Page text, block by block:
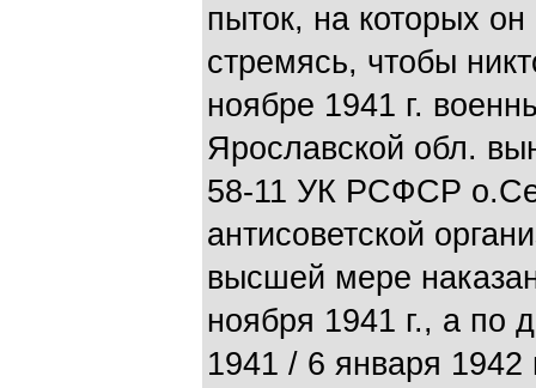
пыток, на которых
стремясь, чтобы
ноябре 1941 г.
Ярославской обл.
58-11 УК РСФСР
антисоветской
высшей мере
ноября 1941 г., а по
1941 / 6 января